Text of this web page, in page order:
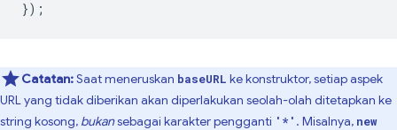
});
Catatan:Saat meneruskan baseURL ke konstruktor, setiap aspek
URL yang tidak diberikan akan diperlakukan seolah-olah ditetapkan ke
string kosong, bukansebagai karakter pengganti '*' . Misalnya, new